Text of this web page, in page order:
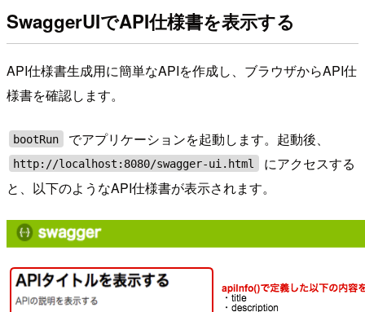
SwaggerUIでAPI仕様書を表示する
API仕様書生成用に簡単なAPIを作成し、ブラウザからAPI仕
様書を確認します。
bootRun でアプリケーションを起動します。起動後、
http://localhost:8080/swagger-ui.html
にアクセスする
と、以下のようなAPI仕様書が表示されます。